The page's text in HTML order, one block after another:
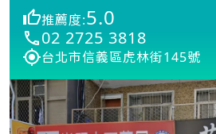
推薦度:5.0
02 2725 3818
台北市信義區虎林街145號